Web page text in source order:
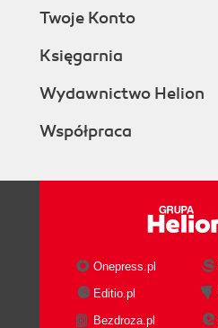
Twoje Konto
Księgarnia
Wydawnictwo Helion
Współpraca
Onepress.pl
Editio.pl
Bezdroza.pl